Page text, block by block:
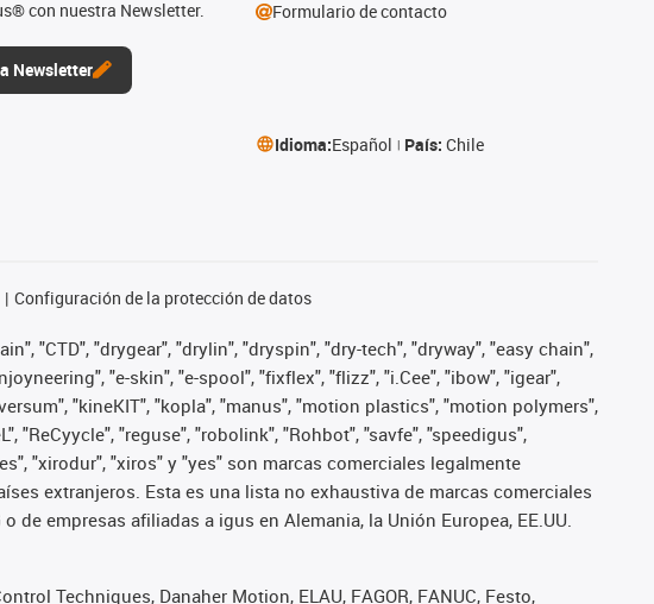
con nuestra Newsletter.
Newsletter
Formulario de contacto
Idioma:Español País: Chile
Configuración de la protección de datos
"CTD", "drygear", "drylin", "dryspin", "dry-tech", "dryway", "easy chain",
"e-skin", "e-spool", "fixflex", "flizz", "i.Cee", "ibow", "igear",
"kineKIT", "kopla", "manus", "motion plastics", "motion polymers",
"ReCyycle", "reguse", "robolink", "Rohbot", "savfe", "speedigus",
"xirodur", "xiros" y "yes" son marcas comerciales legalmente
extranjeros. Esta es una lista no exhaustiva de marcas comerciales
empresas afiliadas a igus en Alemania, la Unión Europea, EE.UU.
Techniques, Danaher Motion, ELAU, FAGOR, FANUC, Festo,